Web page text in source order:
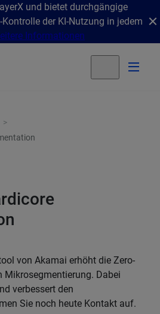
und bietet durchgängige
der KI-Nutzung in jedem
Informationen
von Akamai erhöht die Zero-
Mikrosegmentierung. Dabei
verbessert den
Sie noch heute Kontakt auf.